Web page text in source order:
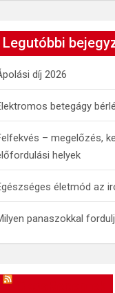
Legutóbbi
díj 2026
betegágy
– megelőzés,
helyek
életmód az
panaszokkal